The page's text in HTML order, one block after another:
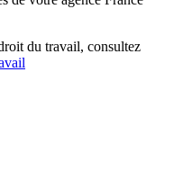
du travail, consultez